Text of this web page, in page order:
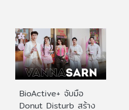
BioActive+ จับมือ
Donut Disturb สร้าง